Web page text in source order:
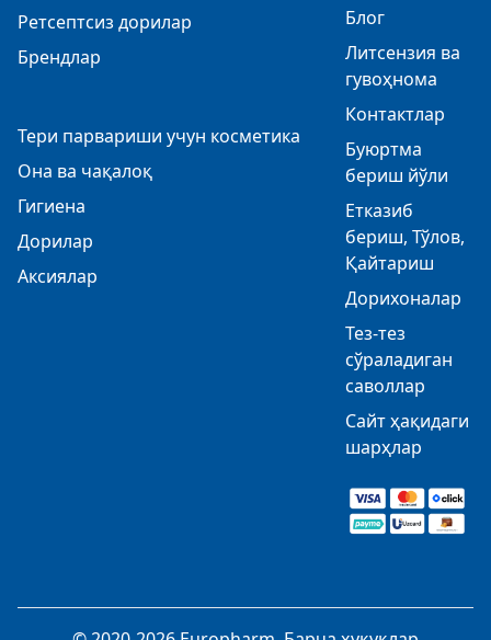
Ретсептсиз дорилар
Брендлар
Тери парвариши учун косметика
Она ва чақалоқ
Гигиена
Дорилар
Аксиялар
Блог
Литсензия ва
гувоҳнома
Контактлар
Буюртма
бериш йўли
Етказиб
бериш, Тўлов,
Қайтариш
Дорихоналар
Тез-тез
сўраладиган
саволлар
Сайт ҳақидаги
шарҳлар